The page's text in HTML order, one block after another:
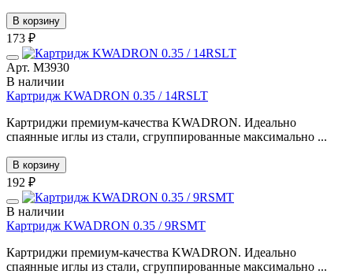
В корзину
173 ₽
Арт. М3930
В наличии
Картридж KWADRON 0.35 / 14RSLT
Картриджи премиум-качества KWADRON. Идеально
спаянные иглы из стали, сгруппированные максимально ...
В корзину
192 ₽
В наличии
Картридж KWADRON 0.35 / 9RSMT
Картриджи премиум-качества KWADRON. Идеально
спаянные иглы из стали, сгруппированные максимально ...